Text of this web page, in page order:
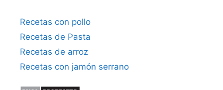
Recetas con pollo
Recetas de Pasta
Recetas de arroz
Recetas con jamón serrano